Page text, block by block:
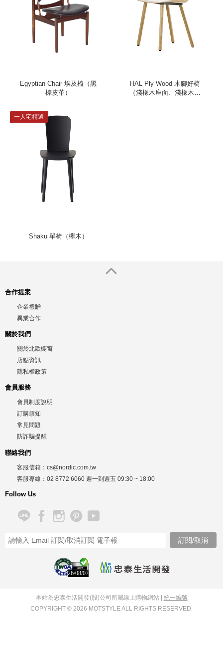
Egyptian Chair 埃及椅（黑
棕皮革）
HAL Ply Wood 木腳好椅
（淺橡木座面、淺橡木椅
一人宅精選
Shaku 單椅（櫸木）
合作提案
企業禮贈
異業合作
關於我們
關於北歐櫥窗
店點資訊
隱私權政策
會員服務
會員制度說明
訂購須知
常見問題
防詐騙提醒
聯絡我們
客服信箱： cs@nordic.com.tw
客服專線： 02 8772 6060 週一到週五 09:30 ~ 18:00
Follow Us
26/08/07
本站為忠泰生活開發(股)公司所屬線上購物網站 | 統一編號
COPYRIGHT © 2026 MOTSTYLE ALL RIGHTS RESERVED.